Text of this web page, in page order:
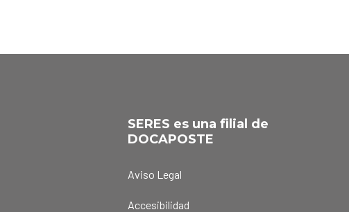
SERES es una filial de
DOCAPOSTE
Aviso Legal
Accesibilidad